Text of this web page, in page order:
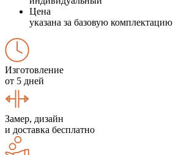
Цена
указана за базовую комплектацию
Изготовление
от 5 дней
Замер, дизайн
и доставка бесплатно